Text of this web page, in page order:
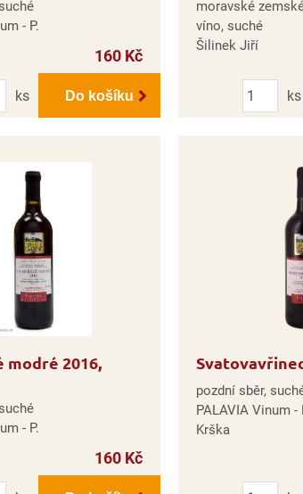
- P.
160 Kč
ks
Do košíku
moravské
víno, suché
Šilinek Jiří
Počet
ks
modré 2016,
- P.
160 Kč
pozdní sběr,
PALAVIA Vinum -
Krška
Počet